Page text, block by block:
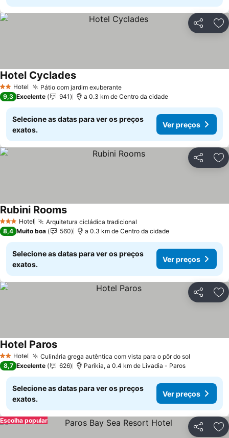
Partilhar
2 Estrelas
Hotel Pátio com jardim exuberanteVer preços
Hotel CycladesVer preços
9,3 Excelente 941 a 0.3 km de Centro da cidade
Selecione as datas para ver os preços
exatos.
Ver preços
Partilhar
3 EstrelasHotel Arquitetura cicládica tradicional
Rubini RoomsVer preços
8,4 Muito boa 560 a 0.3 km de Centro da cidade
Selecione as datas para ver os preços
exatos.
Ver preços
Partilhar
2 Estrelas
Hotel Culinária grega autêntica com vista para o pôr do sol
Hotel ParosVer preços
8,7 Excelente 626 Parikia, a 0.4 km de Livadia - Paros
Selecione as datas para ver os preços
exatos.
Ver preços
Partilhar
Escolha popular